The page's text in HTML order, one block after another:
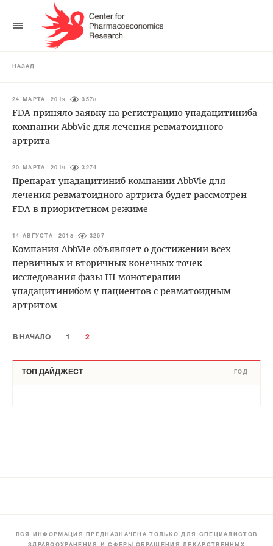
НАЗАД
24 МАРТА 2019 3578
FDA приняло заявку на регистрацию упадацитиниба
компании AbbVie для лечения ревматоидного
артрита
20 МАРТА 2019 3274
Препарат упадацитиниб компании AbbVie для
лечения ревматоидного артрита будет рассмотрен
FDA в приоритетном режиме
14 АВГУСТА 2018 3267
Компания AbbVie объявляет о достижении всех
первичных и вторичных конечных точек
исследования фазы III монотерапии
упадацитинибом у пациентов с ревматоидным
артритом
В НАЧАЛО 1 2
ТОП ДАЙДЖЕСТ ГОД
ВСЯ ИНФОРМАЦИЯ ПРЕДНАЗНАЧЕНА ТОЛЬКО ДЛЯ СПЕЦИАЛИСТОВ